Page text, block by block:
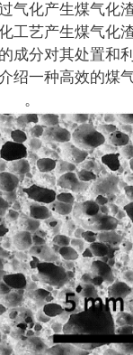
气化产生煤气化
工艺产生煤气化
成分对其处置和
绍一种高效的煤
。